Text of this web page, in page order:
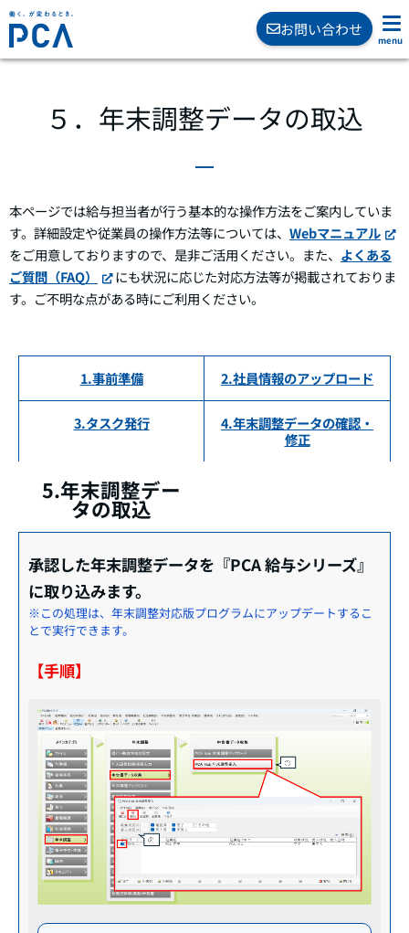
お問い合わせ
５．年末調整データの取込
本ページでは給与担当者が行う基本的な操作方法をご案内していま
す。詳細設定や従業員の操作方法等については、 Webマニュアル
をご用意しておりますので、是非ご活用ください。また、 よくある
ご質問（FAQ）
にも状況に応じた対応方法等が掲載されておりま
す。ご不明な点がある時にご利用ください。
1.事前準備 2.社員情報のアップロード
3.タスク発行
4.年末調整データの確認・
修正
5.年末調整デー
タの取込
承認した年末調整データを『PCA 給与シリーズ』
に取り込みます。
※この処理は、年末調整対応版プログラムにアップデートするこ
とで実行できます。
【手順】